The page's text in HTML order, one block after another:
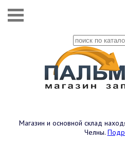
Магазин и основной склад
Челны.